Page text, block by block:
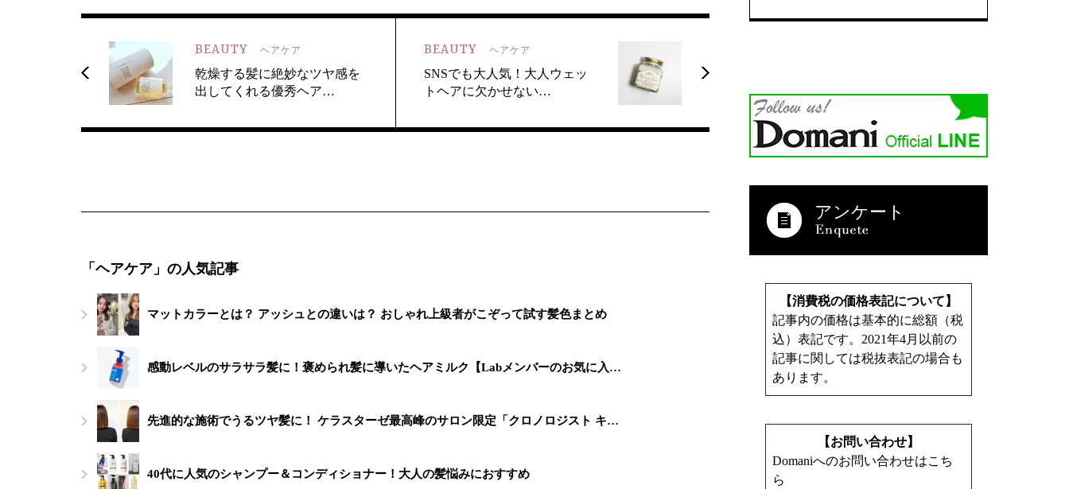
BEAUTY ヘアケア
乾燥する髪に絶妙なツヤ感を
出してくれる優秀ヘア…
BEAUTY ヘアケア
SNSでも大人気！大人ウェッ
トヘアに欠かせない…
「ヘアケア」の人気記事
マットカラーとは？ アッシュとの違いは？ おしゃれ上級者がこぞって試す髪色まとめ
感動レベルのサラサラ髪に！褒められ髪に導いたヘアミルク【Labメンバーのお気に入…
先進的な施術でうるツヤ髪に！ ケラスターゼ最高峰のサロン限定「クロノロジスト キ…
40代に人気のシャンプー＆コンディショナー！大人の髪悩みにおすすめ
アンケート
【消費税の価格表記について】
記事内の価格は基本的に総額（税
込）表記です。2021年4月以前の
記事に関しては税抜表記の場合も
あります。
【お問い合わせ】
Domaniへのお問い合わせはこち
ら